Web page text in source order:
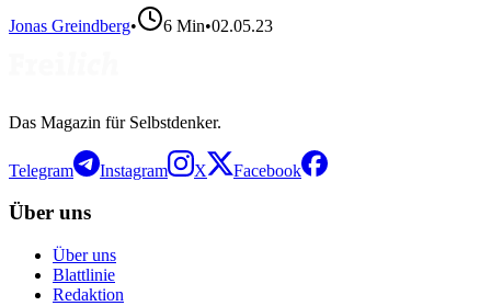
Jonas Greindberg• 6 Min•02.05.23
Das Magazin für Selbstdenker.
Telegram Instagram X Facebook
Über uns
Über uns
Blattlinie
Redaktion